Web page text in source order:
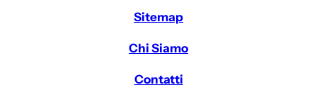
Sitemap
Chi Siamo
Contatti